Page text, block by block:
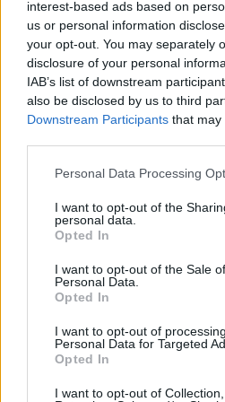
interest-based ads based on
us or personal information
your opt-out. You may separately
disclosure of your personal
IAB’s list of downstream
also be disclosed by us to third
Downstream Participants that may
Personal Data Processing
I want to opt-out of the
personal data.
Opted In
I want to opt-out of the Sale
Personal Data.
Opted In
I want to opt-out of
Personal Data for Targeted
Opted In
I want to opt-out of Collection,
ΑΓΡΟΤΕΣ
Στις 56 έφθασαν οι ενεργές
εστίες αφθώδους πυρετού στη
Λέσβο
Περισσότερα από 75.000 ζώα
θανατώθηκαν ή πρόκειται να
θανατωθούν τις επόμενες ημέρες
Πλημμύρισε από κόσμο η
της Μυτιλήνης στη Λευκή
κεράσματα έδωσαν παλμό στο
κέντρο της πόλης – Μεγάλη ήταν
συμμετοχή κατοίκων και
επισκεπτών
ΕΛΛΑΔΑ
εισόδημα των ελληνικών